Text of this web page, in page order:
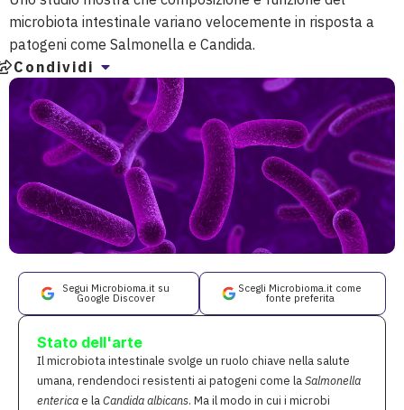
microbiota intestinale variano velocemente in risposta a
patogeni come Salmonella e Candida.
Condividi
Segui Microbioma.it su
Google Discover
Scegli Microbioma.it come
fonte preferita
Stato dell'arte
Il microbiota intestinale svolge un ruolo chiave nella salute
umana, rendendoci resistenti ai patogeni come laSalmonella
entericae laCandida albicans. Ma il modo in cui i microbi